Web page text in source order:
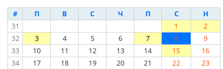
# П В С Ч П С
Н
31
1
2
32
3 4 5 6 7 8
9
33
10 11 12 13 14 15
16
34
17 18 19 20 21 22
23